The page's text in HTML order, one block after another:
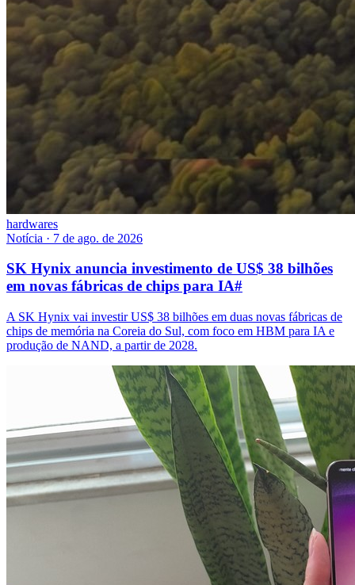
hardwares
Notícia · 7 de ago. de 2026
SK Hynix anuncia investimento de US$ 38 bilhões
em novas fábricas de chips para IA#
A SK Hynix vai investir US$ 38 bilhões em duas novas fábricas de
chips de memória na Coreia do Sul, com foco em HBM para IA e
produção de NAND, a partir de 2028.